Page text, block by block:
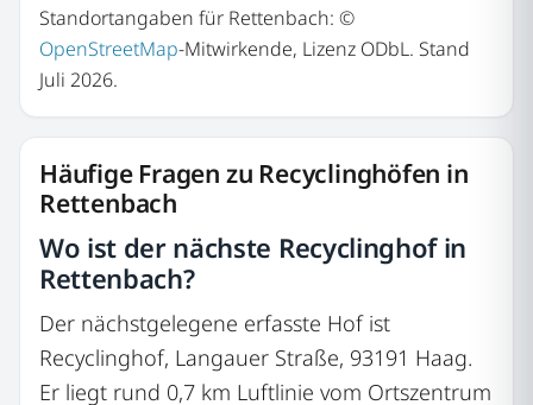
Standortangaben für Rettenbach: ©
OpenStreetMap-Mitwirkende, Lizenz ODbL. Stand
Juli 2026.
Häufige Fragen zu Recyclinghöfen in
Rettenbach
Wo ist der nächste Recyclinghof in
Rettenbach?
Der nächstgelegene erfasste Hof ist
Recyclinghof, Langauer Straße, 93191 Haag.
Er liegt rund 0,7 km Luftlinie vom Ortszentrum